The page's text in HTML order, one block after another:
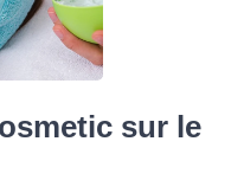
sur le